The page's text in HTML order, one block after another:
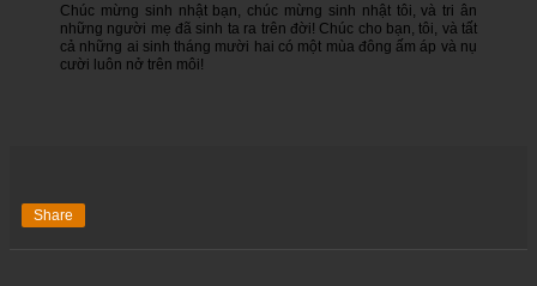
Chúc mừng sinh nhật bạn, chúc mừng sinh nhật tôi, và tri ân
những người mẹ đã sinh ta ra trên đời! Chúc cho bạn, tôi, và tất
cả những ai sinh tháng mười hai có một mùa đông ấm áp và nụ
cười luôn nở trên môi!
Share